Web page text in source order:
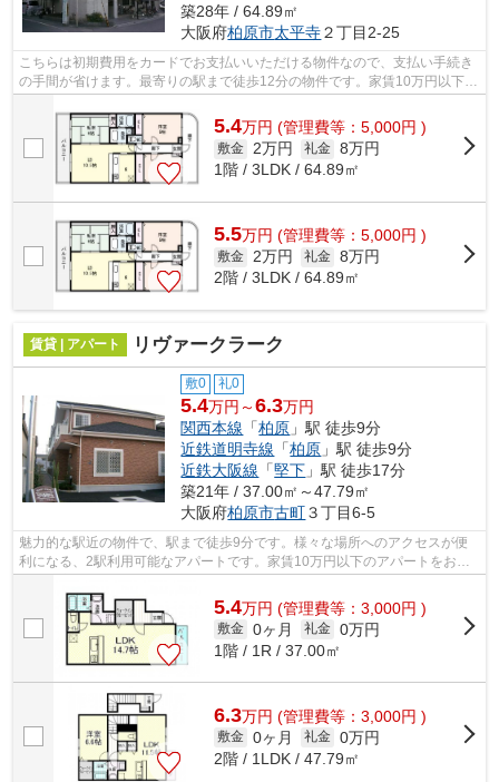
築28年 / 64.89㎡
大阪府柏原市太平寺２丁目2-25
こちらは初期費用をカードでお支払いいただける物件なので、支払い手続き
の手間が省けます。最寄りの駅まで徒歩12分の物件です。家賃10万円以下の
物件をお探しのお客様におすすめの物...
5.4万円 (管理費等：5,000円 )
敷金 2万円 礼金 8万円
1階 / 3LDK / 64.89㎡
5.5万円 (管理費等：5,000円 )
敷金 2万円 礼金 8万円
2階 / 3LDK / 64.89㎡
賃貸 | アパート リヴァークラーク
敷0 礼0
5.4万円～6.3万円
関西本線 「柏原 」駅 徒歩9分
近鉄道明寺線 「柏原 」駅 徒歩9分
近鉄大阪線 「堅下 」駅 徒歩17分
築21年 / 37.00㎡～47.79㎡
大阪府柏原市古町３丁目6-5
魅力的な駅近の物件で、駅まで徒歩9分です。様々な場所へのアクセスが便
利になる、2駅利用可能なアパートです。家賃10万円以下のアパートをお探
5.4万円 (管理費等：3,000円 )
敷金 0ヶ月 礼金 0万円
1階 / 1R / 37.00㎡
6.3万円 (管理費等：3,000円 )
敷金 0ヶ月 礼金 0万円
2階 / 1LDK / 47.79㎡